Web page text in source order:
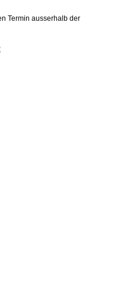
Termin ausserhalb der